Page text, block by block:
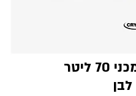
תנור בילד אין קריסטל מכני 70 ליטר